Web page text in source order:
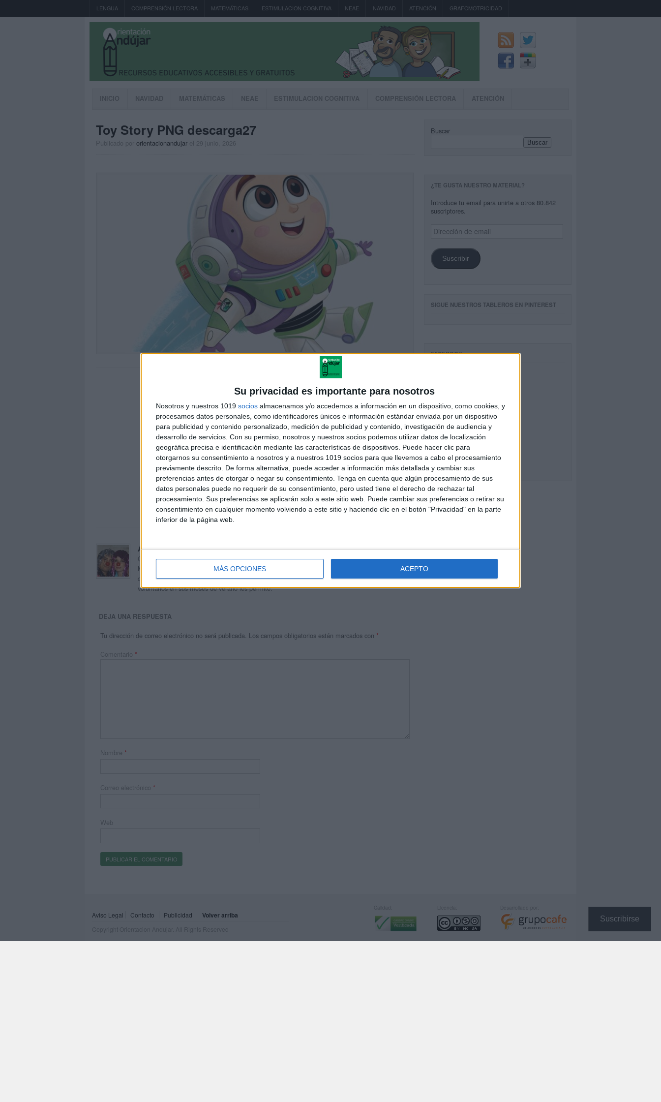
Su privacidad es importante para nosotros
Nosotros y nuestros 1019 socios almacenamos y/o accedemos a información en un dispositivo, como cookies, y
procesamos datos personales, como identificadores únicos e información estándar enviada por un dispositivo
para publicidad y contenido personalizado, medición de publicidad y contenido, investigación de audiencia y
desarrollo de servicios. Con su permiso, nosotros y nuestros socios podemos utilizar datos de localización
geográfica precisa e identificación mediante las características de dispositivos. Puede hacer clic para
otorgarnos su consentimiento a nosotros y a nuestros 1019 socios para que llevemos a cabo el procesamiento
previamente descrito. De forma alternativa, puede acceder a información más detallada y cambiar sus
preferencias antes de otorgar o negar su consentimiento. Tenga en cuenta que algún procesamiento de sus
datos personales puede no requerir de su consentimiento, pero usted tiene el derecho de rechazar tal
procesamiento. Sus preferencias se aplicarán solo a este sitio web. Puede cambiar sus preferencias o retirar su
consentimiento en cualquier momento volviendo a este sitio y haciendo clic en el botón "Privacidad" en la parte
inferior de la página web.
MÁS OPCIONES ACEPTO
Suscribirse
LENGUA COMPRENSIÓN LECTORA MATEMÁTICAS ESTIMULACION COGNITIVA NEAE NAVIDAD ATENCIÓN GRAFOMOTRICIDAD
INICIO NAVIDAD MATEMÁTICAS NEAE ESTIMULACION COGNITIVA COMPRENSIÓN LECTORA ATENCIÓN
Toy Story PNG descarga27
Publicado por orientacionandujar el 29 junio, 2026
Acerca de orientacionandujar
Orientación Andújar no es solo un blog, es la apuesta personal de dos profesores Ginés y
Maribel, que además de ser pareja, son los encargados de los contenidos que encontramos
dentro del blog y en el cual, vuelcan la mayor parte del tiempo, que sus tareas como docentes, y
voluntarios en sus meses de verano les permite.
DEJA UNA RESPUESTA
Tu dirección de correo electrónico no será publicada. Los campos obligatorios están marcados con *
Comentario *
Nombre *
Correo electrónico *
Web
Buscar
Buscar
¿TE GUSTA NUESTRO MATERIAL?
Introduce tu email para unirte a otros 80.842
suscriptores.
Dirección
de
Suscribir
SIGUE NUESTROS TABLEROS EN PINTEREST
FACEBOOK
Aviso Legal Contacto Publicidad Volver arriba